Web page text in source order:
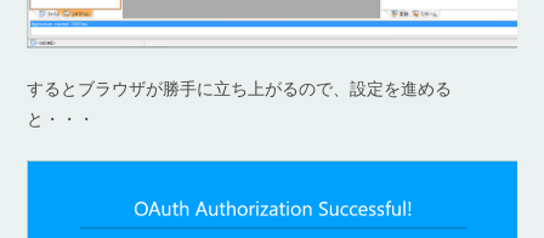
するとブラウザが勝手に立ち上がるので、設定を進める
と・・・